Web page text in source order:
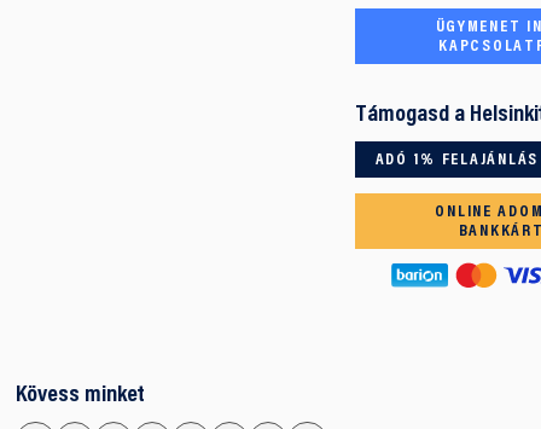
ÜGYMENET
Támogasd a
ADÓ 1% FELAJÁNLÁS
ONLINE
Kövess minket